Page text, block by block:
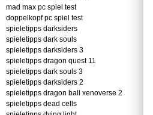
mad max pc spiel test
doppelkopf pc spiel test
spieletipps darksiders
spieletipps dark souls
spieletipps darksiders 3
spieletipps dragon quest 11
spieletipps dark souls 3
spieletipps darksiders 2
spieletipps dragon ball xenoverse 2
spieletipps dead cells